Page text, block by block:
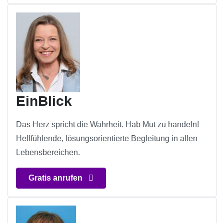
EinBlick
Das Herz spricht die Wahrheit. Hab Mut zu handeln!
Hellfühlende, lösungsorientierte Begleitung in allen
Lebensbereichen.
Gratis anrufen